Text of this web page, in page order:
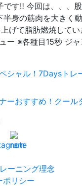
です‼ 今回は、、、
身の筋肉を大きく
げて脂肪燃焼して
ー ※各種目15秒 ジ
シャル！7Daysトレ
ーおすすめ！クール
ーニング理念
ポリシー